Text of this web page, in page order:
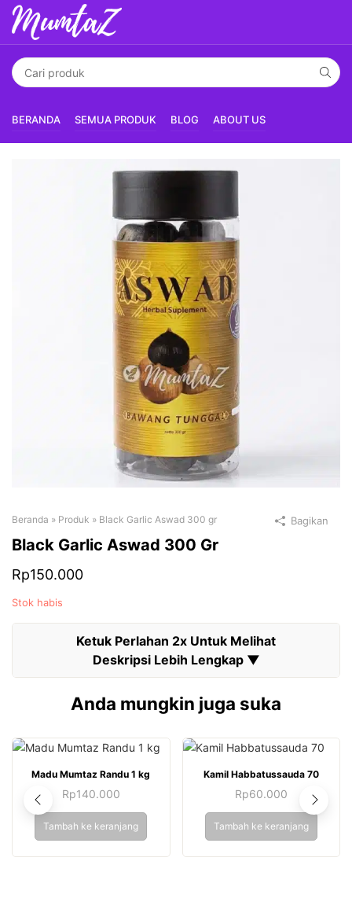
BERANDA SEMUA PRODUK BLOG ABOUT US
Beranda » Produk » Black Garlic Aswad 300 gr
Black Garlic Aswad 300 Gr
Rp150.000
Stok habis
Bagikan
Anda mungkin juga suka
Madu Mumtaz Randu 1 kg
Rp140.000
Tambah ke keranjang
Kamil Habbatussauda 70
Rp60.000
Tambah ke keranjang